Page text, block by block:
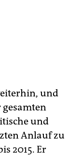
und
und
Anlauf zu
2015. Er